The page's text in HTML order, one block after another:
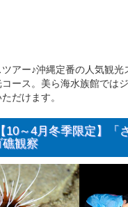
アー♪沖縄定番の人気観光
ース。美ら海水族館では
だけます。
～4月冬季限定】「
観察